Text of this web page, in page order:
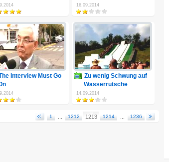
16.09.2014
Interview Must Go
Zu wenig Schwung auf
Wasserrutsche
14.09.2014
1 1212 1213 1214 1236